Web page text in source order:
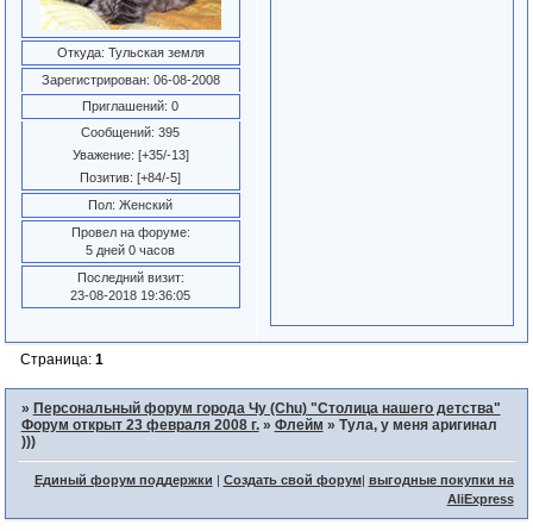
Откуда: Тульская земля
Зарегистрирован: 06-08-2008
Приглашений: 0
Сообщений: 395
Уважение: [+35/-13]
Позитив: [+84/-5]
Пол: Женский
Провел на форуме:
5 дней 0 часов
Последний визит:
23-08-2018 19:36:05
Страница: 1
» Персональный форум города Чу (Chu) "Столица нашего детства"
Форум открыт 23 февраля 2008 г. » Флейм » Тула, у меня аригинал
)))
Единый форум поддержки | Создать свой форум| выгодные покупки на
AliExpress